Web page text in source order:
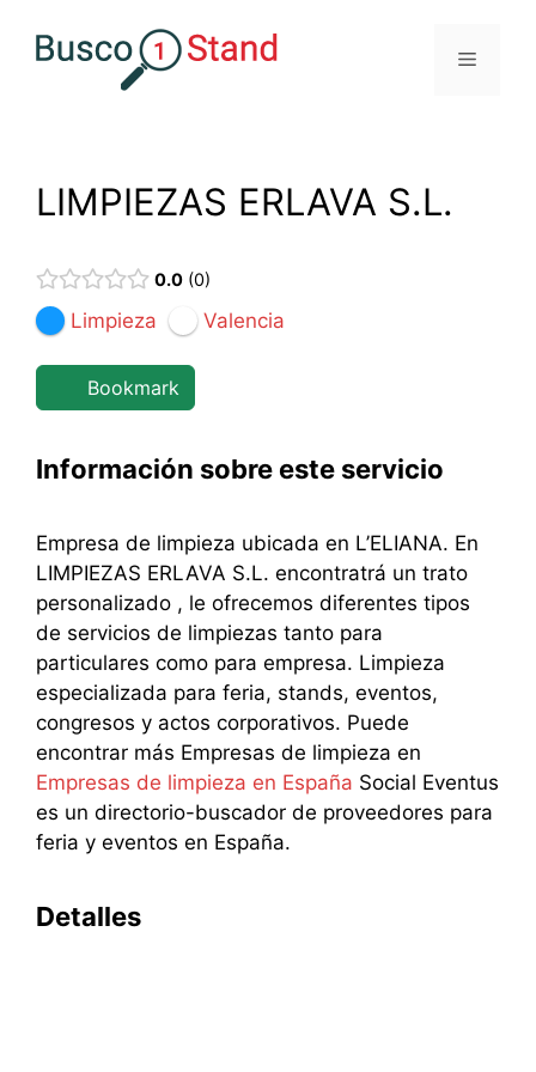
Menú
LIMPIEZAS ERLAVA S.L.
0.0 0
Limpieza Valencia
Bookmark
Información sobre este servicio
Empresa de limpieza ubicada en L’ELIANA. En
LIMPIEZAS ERLAVA S.L. encontratrá un trato
personalizado , le ofrecemos diferentes tipos
de servicios de limpiezas tanto para
particulares como para empresa. Limpieza
especializada para feria, stands, eventos,
congresos y actos corporativos. Puede
encontrar más Empresas de limpieza en
Empresas de limpieza en España Social Eventus
es un directorio-buscador de proveedores para
feria y eventos en España.
Detalles